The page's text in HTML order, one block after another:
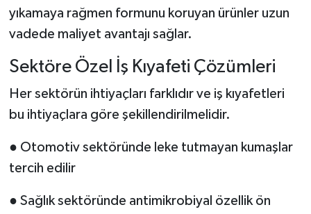
yıkamaya rağmen formunu koruyan ürünler uzun
vadede maliyet avantajı sağlar.
Sektöre Özel İş Kıyafeti Çözümleri
Her sektörün ihtiyaçları farklıdır ve iş kıyafetleri
bu ihtiyaçlara göre şekillendirilmelidir.
● Otomotiv sektöründe leke tutmayan kumaşlar
tercih edilir
● Sağlık sektöründe antimikrobiyal özellik ön